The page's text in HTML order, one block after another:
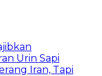
Urin Sapi
Iran, Tapi